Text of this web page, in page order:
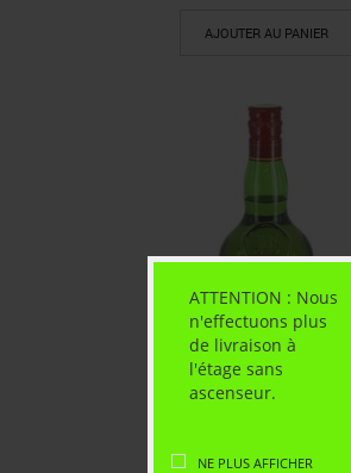
ATTENTION : Nous
n'effectuons plus
de livraison à
l'étage sans
ascenseur.
NE PLUS AFFICHER
AJOUTER AU PANIER